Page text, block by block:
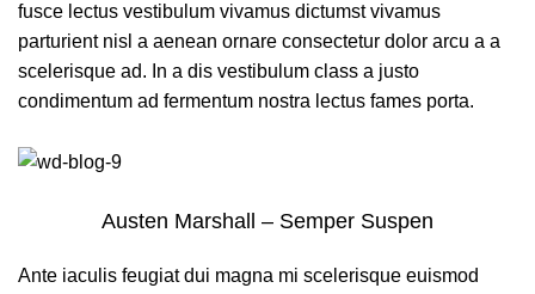
fusce lectus vestibulum vivamus dictumst vivamus
parturient nisl a aenean ornare consectetur dolor arcu a a
scelerisque ad. In a dis vestibulum class a justo
condimentum ad fermentum nostra lectus fames porta.
Austen Marshall – Semper Suspen
Ante iaculis feugiat dui magna mi scelerisque euismod